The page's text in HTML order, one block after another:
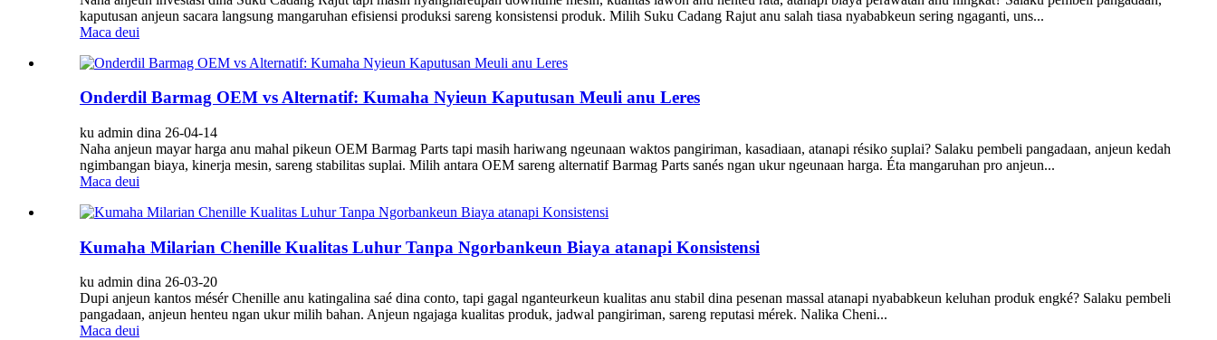
kaputusan anjeun sacara langsung mangaruhan efisiensi produksi sareng konsistensi produk. Milih Suku Cadang Rajut anu salah tiasa nyababkeun sering ngaganti, uns...
Maca deui
Onderdil Barmag OEM vs Alternatif: Kumaha Nyieun Kaputusan Meuli anu Leres
ku admin dina 26-04-14
Naha anjeun mayar harga anu mahal pikeun OEM Barmag Parts tapi masih hariwang ngeunaan waktos pangiriman, kasadiaan, atanapi résiko suplai? Salaku pembeli pangadaan, anjeun kedah
ngimbangan biaya, kinerja mesin, sareng stabilitas suplai. Milih antara OEM sareng alternatif Barmag Parts sanés ngan ukur ngeunaan harga. Éta mangaruhan pro anjeun...
Maca deui
Kumaha Milarian Chenille Kualitas Luhur Tanpa Ngorbankeun Biaya atanapi Konsistensi
ku admin dina 26-03-20
Dupi anjeun kantos mésér Chenille anu katingalina saé dina conto, tapi gagal nganteurkeun kualitas anu stabil dina pesenan massal atanapi nyababkeun keluhan produk engké? Salaku pembeli
pangadaan, anjeun henteu ngan ukur milih bahan. Anjeun ngajaga kualitas produk, jadwal pangiriman, sareng reputasi mérek. Nalika Cheni...
Maca deui